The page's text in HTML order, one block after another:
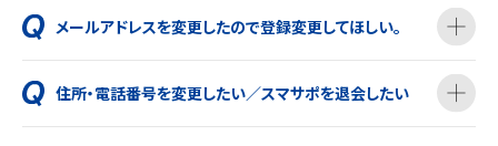
メールアドレスを変更したので登録変更してほしい。
住所・電話番号を変更したい／スマサポを退会したい